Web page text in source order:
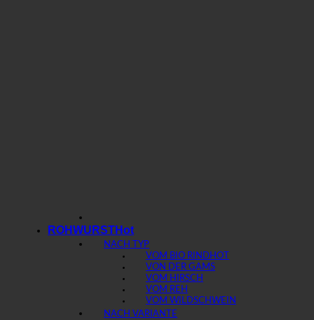
ROHWURST
NACH TYP
VOM BIO RIND
VON DER GAMS
VOM HIRSCH
VOM REH
VOM WILDSCHWEIN
NACH VARIANTE